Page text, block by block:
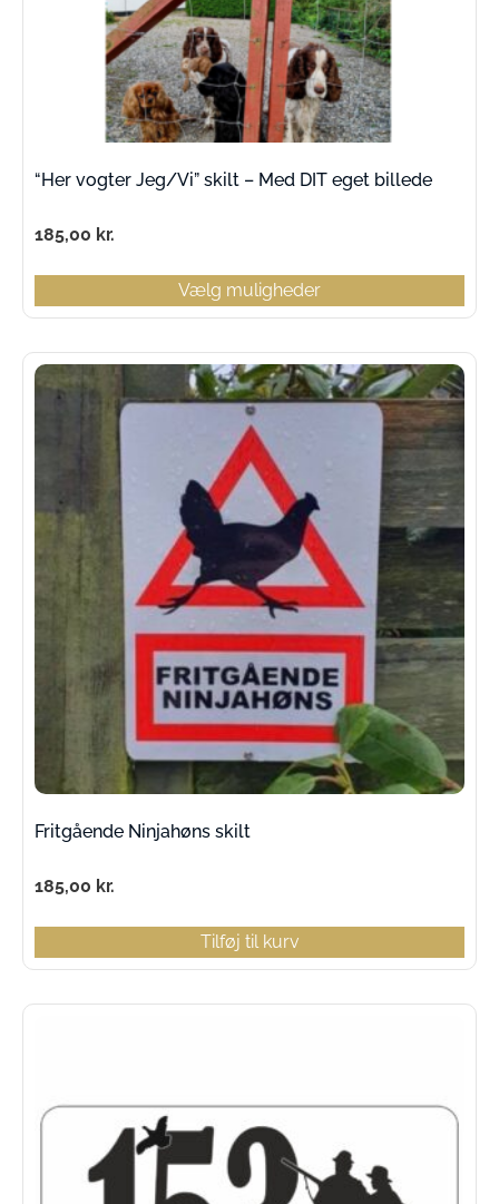
“Her vogter Jeg/Vi” skilt – Med DIT eget billede
185,00 kr.
Vælg muligheder
Fritgående Ninjahøns skilt
185,00 kr.
Tilføj til kurv